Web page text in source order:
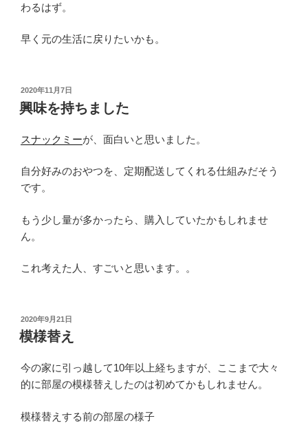
わるはず。
早く元の生活に戻りたいかも。
投
稿
日:
2020年11月7日
興味を持ちました
スナックミーが、面白いと思いました。
自分好みのおやつを、定期配送してくれる仕組みだそう
です。
もう少し量が多かったら、購入していたかもしれませ
ん。
これ考えた人、すごいと思います。。
投
稿
日:
2020年9月21日
模様替え
今の家に引っ越して10年以上経ちますが、ここまで大々
的に部屋の模様替えしたのは初めてかもしれません。
模様替えする前の部屋の様子